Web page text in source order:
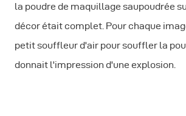
la poudre de maquillage saupoudrée
décor était complet. Pour chaque
petit souffleur d'air pour souffler la
donnait l'impression d'une explosion.